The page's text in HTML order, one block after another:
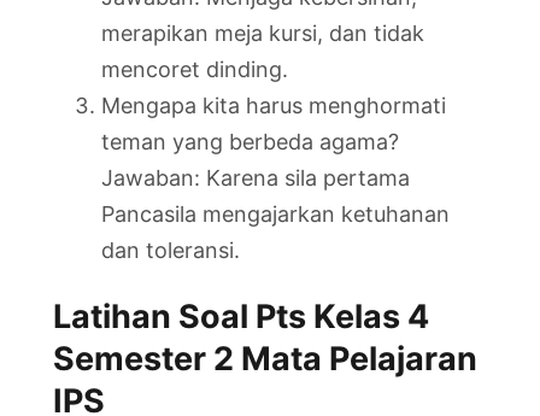
merapikan meja kursi, dan tidak
mencoret dinding.
Mengapa kita harus menghormati
teman yang berbeda agama?
Jawaban: Karena sila pertama
Pancasila mengajarkan ketuhanan
dan toleransi.
Latihan Soal Pts Kelas 4
Semester 2 Mata Pelajaran
IPS